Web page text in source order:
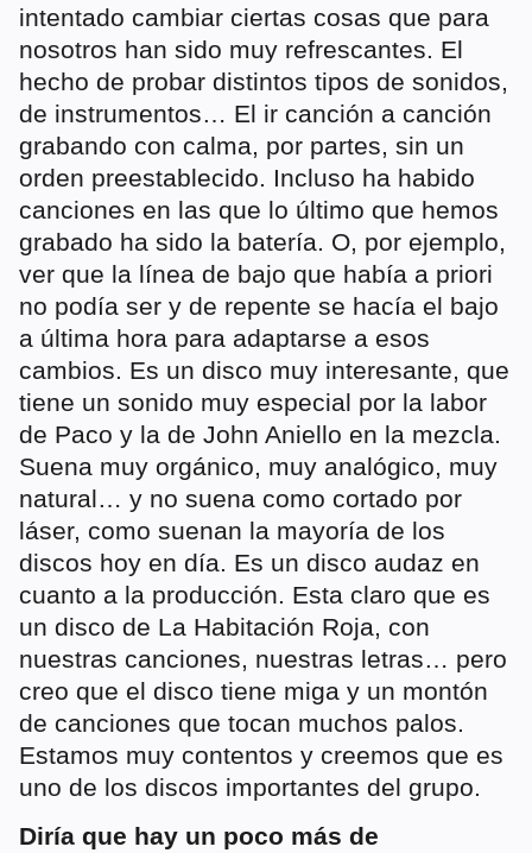
intentado cambiar ciertas cosas que para
nosotros han sido muy refrescantes. El
hecho de probar distintos tipos de sonidos,
de instrumentos… El ir canción a canción
grabando con calma, por partes, sin un
orden preestablecido. Incluso ha habido
canciones en las que lo último que hemos
grabado ha sido la batería. O, por ejemplo,
ver que la línea de bajo que había a priori
no podía ser y de repente se hacía el bajo
a última hora para adaptarse a esos
cambios. Es un disco muy interesante, que
tiene un sonido muy especial por la labor
de Paco y la de John Aniello en la mezcla.
Suena muy orgánico, muy analógico, muy
natural… y no suena como cortado por
láser, como suenan la mayoría de los
discos hoy en día. Es un disco audaz en
cuanto a la producción. Esta claro que es
un disco de La Habitación Roja, con
nuestras canciones, nuestras letras… pero
creo que el disco tiene miga y un montón
de canciones que tocan muchos palos.
Estamos muy contentos y creemos que es
uno de los discos importantes del grupo.
Diría que hay un poco más de